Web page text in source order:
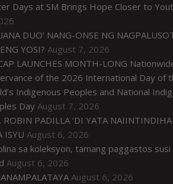
Days at SM Brings Hope Closer to
DUO’ NANG-ONSE NG
YOSI? August 7, 2026
LAUNCHES MONTH-LONG
of the 2026 International Day of
Indigenous Peoples and National
Day August 7, 2026
ROBIN PADILLA ‘DI YATA
ISYU August 6, 2026
sa koleksyon, tamang paggastos
August 6, 2026
August 6, 2026